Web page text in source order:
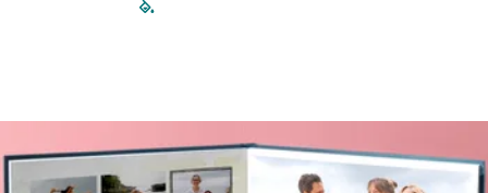
filled-pagination